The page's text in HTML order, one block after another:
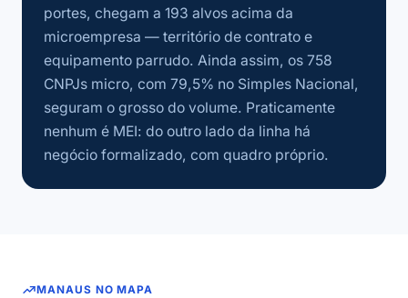
portes, chegam a 193 alvos acima da
microempresa — território de contrato e
equipamento parrudo. Ainda assim, os 758
CNPJs micro, com 79,5% no Simples Nacional,
seguram o grosso do volume. Praticamente
nenhum é MEI: do outro lado da linha há
negócio formalizado, com quadro próprio.
MANAUS NO MAPA